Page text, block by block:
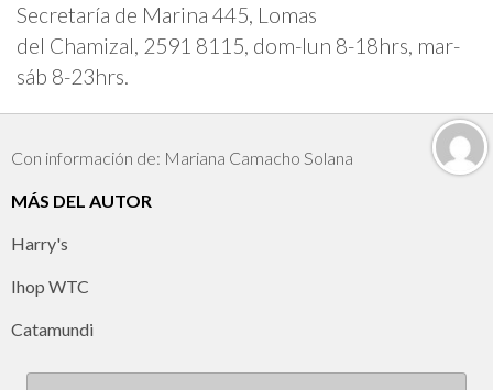
Secretaría de Marina 445, Lomas
del Chamizal, 2591 8115, dom-lun 8-18hrs, mar-
sáb 8-23hrs.
Con información de: Mariana Camacho Solana
MÁS DEL AUTOR
Harry's
Ihop WTC
Catamundi